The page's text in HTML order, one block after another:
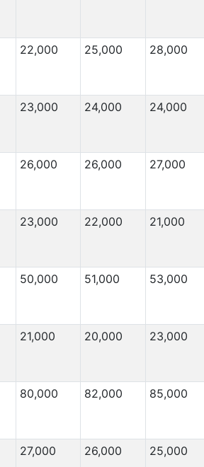
22,000 25,000 28,000
23,000 24,000 24,000
26,000 26,000 27,000
23,000 22,000 21,000
50,000 51,000 53,000
21,000 20,000 23,000
80,000 82,000 85,000
27,000 26,000 25,000